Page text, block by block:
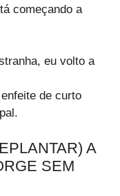
começando a
eu volto a
de curto
A
SEM